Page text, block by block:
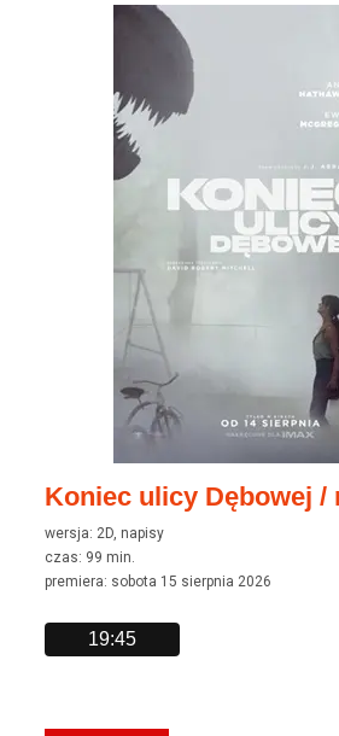
Koniec ulicy Dębowej /
wersja: 2D, napisy
czas: 99 min.
premiera: sobota 15 sierpnia 2026
19:45